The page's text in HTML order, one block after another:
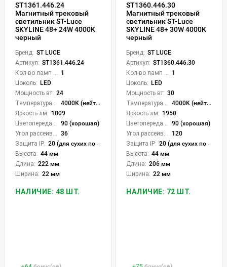
ST1361.446.24
Магнитный трековый
светильник ST-Luce
SKYLINE 48+ 24W 4000K
черный
Бренд: ST LUCE
Артикул: ST1361.446.24
1
Цоколь: LED
Мощность вт: 24
4000K (нейтральный)
Яркость лм: 1009
90 (хорошая)
36
Защита IP: 20 (для сухих пом.)
Высота: 44 мм
Длина: 222 мм
Ширина: 22 мм
НАЛИЧИЕ: 48 ШТ.
ST1360.446.30
Магнитный трековый
светильник ST-Luce
SKYLINE 48+ 30W 4000K
черный
Бренд: ST LUCE
Артикул: ST1360.446.30
1
Цоколь: LED
Мощность вт: 30
4000K (нейтральный)
Яркость лм: 1950
90 (хорошая)
120
Защита IP: 20 (для сухих пом.)
Высота: 44 мм
Длина: 206 мм
Ширина: 22 мм
НАЛИЧИЕ: 72 ШТ.